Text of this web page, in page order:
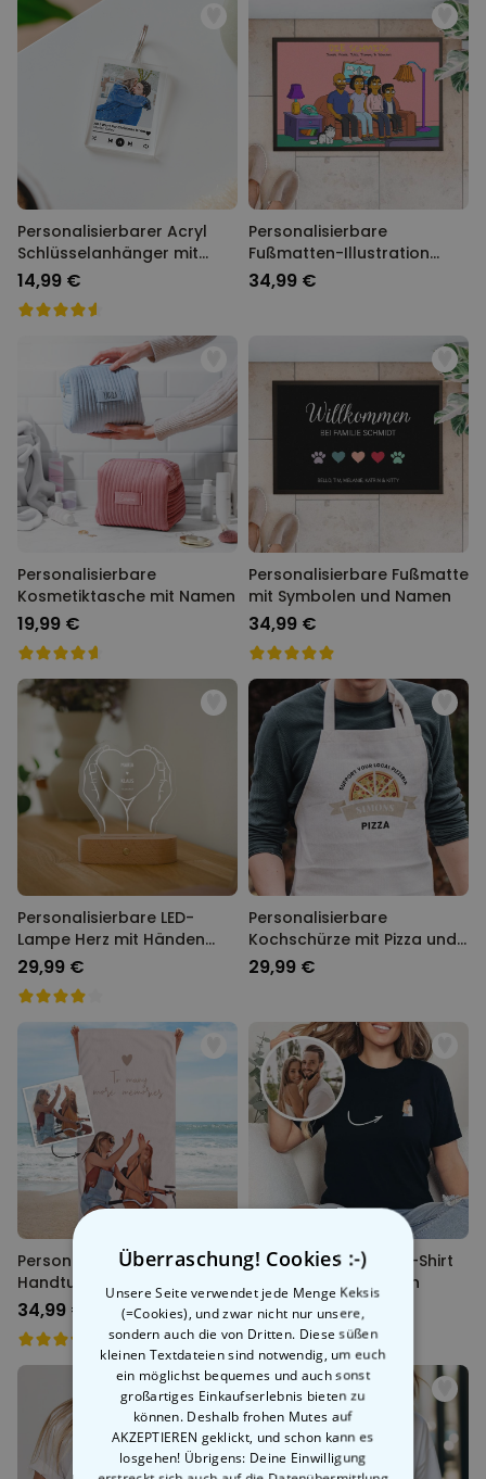
Personalisierbarer Acryl
Schlüsselanhänger mit
Foto und Song
14,99 €
Personalisierbare
Fußmatten-Illustration
Cartoon Familie
34,99 €
Personalisierbare
Kosmetiktasche mit Namen
19,99 €
Personalisierbare Fußmatte
mit Symbolen und Namen
34,99 €
Personalisierbare LED-
Lampe Herz mit Händen
und Namen
29,99 €
Personalisierbare
Kochschürze mit Pizza und
Name
29,99 €
Personalisierbares Comic
Handtuch
34,99 €
Personalisierbares T-Shirt
mit kleiner Illustration
34,99 €
Überraschung! Cookies :-)
Unsere Seite verwendet jede Menge Keksis
(=Cookies), und zwar nicht nur unsere,
sondern auch die von Dritten. Diese süßen
kleinen Textdateien sind notwendig, um euch
ein möglichst bequemes und auch sonst
großartiges Einkaufserlebnis bieten zu
können. Deshalb frohen Mutes auf
AKZEPTIEREN geklickt, und schon kann es
losgehen! Übrigens: Deine Einwilligung